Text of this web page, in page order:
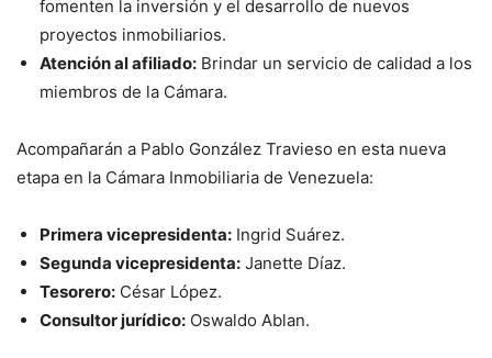
fomenten la inversión y el desarrollo de nuevos
proyectos inmobiliarios.
Atención al afiliado: Brindar un servicio de calidad a los
miembros de la Cámara.
Acompañarán a Pablo González Travieso en esta nueva
etapa en la Cámara Inmobiliaria de Venezuela:
Primera vicepresidenta: Ingrid Suárez.
Segunda vicepresidenta: Janette Díaz.
Tesorero: César López.
Consultor jurídico: Oswaldo Ablan.